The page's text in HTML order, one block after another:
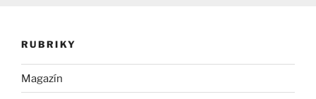
RUBRIKY
Magazín